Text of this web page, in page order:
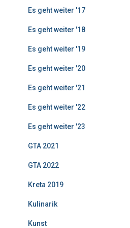
Es geht weiter '17
Es geht weiter '18
Es geht weiter '19
Es geht weiter '20
Es geht weiter '21
Es geht weiter '22
Es geht weiter '23
GTA 2021
GTA 2022
Kreta 2019
Kulinarik
Kunst